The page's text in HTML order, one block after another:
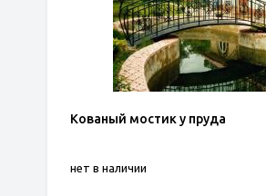
Кованый мостик у пруда
нет в наличии